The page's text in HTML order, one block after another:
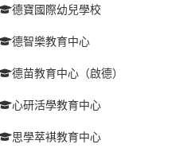
德寶國際幼兒學校
德智樂教育中心
德苗教育中心（啟德）
心研活學教育中心
思學萃褀教育中心